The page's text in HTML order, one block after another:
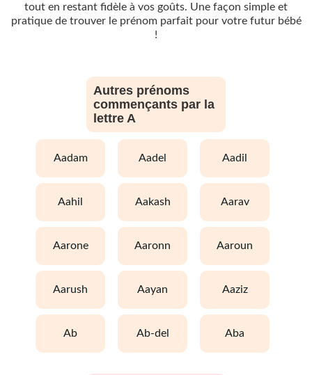
tout en restant fidèle à vos goûts. Une façon simple et
pratique de trouver le prénom parfait pour votre futur bébé
!
Autres prénoms
commençants par la
lettre A
aadam aadel aadil
aahil aakash aarav
aarone aaronn aaroun
aarush aayan aaziz
ab ab-del aba